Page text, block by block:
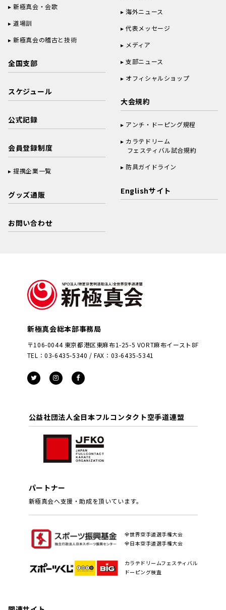
新極真会・会歌
道場訓
新極真会の稽古と技術
全国支部
スケジュール
公式記録
会員登録制度
提携企業一覧
グッズ通販
お問い合わせ
海外ニュース
代表メッセージ
メディア
支部ニュース
オフィシャルショップ
大会規約
アンチ・ドーピング規程
カラテドリーム
フェスティバル試合規約
防具ガイドライン
Englishサイト
新極真会総本部事務局
〒106-0044 東京都港区東麻布1-25-5 VORT麻布イースト8F
TEL：03-6435-5340 / FAX：03-6435-5341
公益社団法人全日本フルコンタクト空手道連盟
パートナー
新極真会へ支援・助成を頂いています。
全世界空手道選手権大会
全日本空手道選手権大会
カラテドリームフェスティバル
ドーピング検査